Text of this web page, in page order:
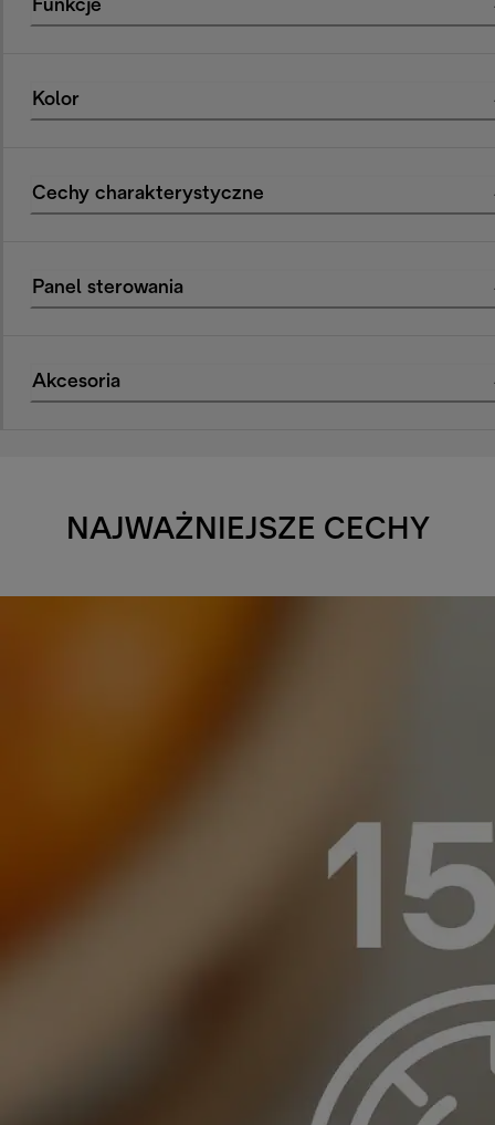
Funkcje
Kolor
Cechy charakterystyczne
Panel sterowania
Akcesoria
NAJWAŻNIEJSZE CECHY